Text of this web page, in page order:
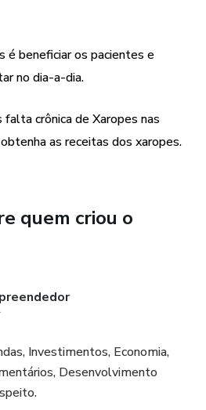
é beneficiar os pacientes e
no dia-a-dia.
crônica de Xaropes nas
as receitas dos xaropes.
quem criou o
Investimentos, Economia,
Desenvolvimento